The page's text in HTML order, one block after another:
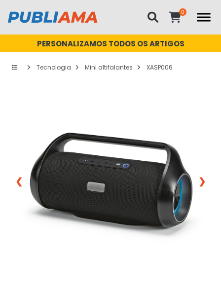
PERSONALIZAMOS TODOS OS ARTIGOS
Tecnologia Mini altifalantes XASP006
❮ ❯